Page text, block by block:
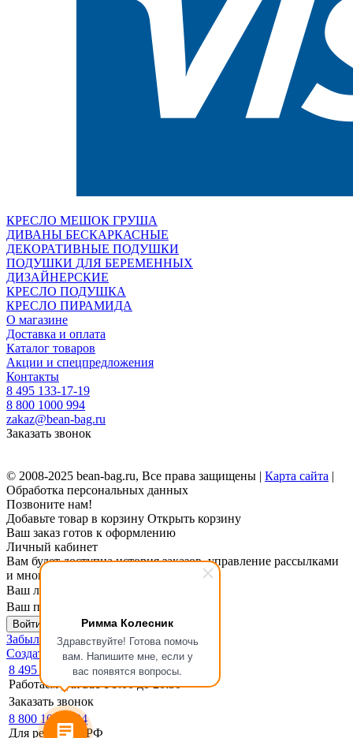
Римма Колесник
Здравствуйте! Готова помочь
вам. Напишите мне, если у
вас появятся вопросы.
КРЕСЛО МЕШОК ГРУША
ДИВАНЫ БЕСКАРКАСНЫЕ
ДЕКОРАТИВНЫЕ ПОДУШКИ
ПОДУШКИ ДЛЯ БЕРЕМЕННЫХ
ДИЗАЙНЕРСКИЕ
КРЕСЛО ПОДУШКА
КРЕСЛО ПИРАМИДА
О магазине
Доставка и оплата
Каталог товаров
Акции и спецпредложения
Контакты
8 495 133-17-19
8 800 1000 994
zakaz@bean-bag.ru
Заказать звонок
© 2008-2025 bean-bag.ru, Все права защищены | Карта сайта |
Обработка персональных данных
Позвоните нам!
Добавьте товар в корзину Открыть корзину
Ваш заказ готов к оформлению
Личный кабинет
Вам будет доступна история заказов, управление рассылками
и многое другое.
Ваш логин
Ваш пароль
Войти в личный кабинет
Забыли пароль?
Создать личный кабинет
8 495 133-17-19
Работаем для вас с 9:00 до 20:30
Заказать звонок
8 800 1000 994
Для регионов РФ